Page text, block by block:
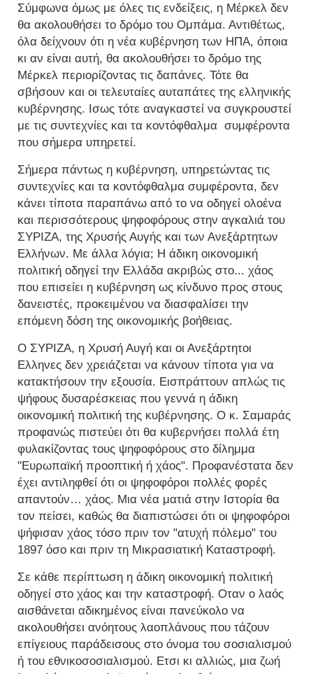
Σύμφωνα όμως με όλες τις ενδείξεις, η Μέρκελ δεν
θα ακολουθήσει το δρόμο του Ομπάμα. Αντιθέτως,
όλα δείχνουν ότι η νέα κυβέρνηση των ΗΠΑ, όποια
κι αν είναι αυτή, θα ακολουθήσει το δρόμο της
Μέρκελ περιορίζοντας τις δαπάνες. Τότε θα
σβήσουν και οι τελευταίες αυταπάτες της ελληνικής
κυβέρνησης. Ισως τότε αναγκαστεί να συγκρουστεί
με τις συντεχνίες και τα κοντόφθαλμα συμφέροντα
που σήμερα υπηρετεί.
Σήμερα πάντως η κυβέρνηση, υπηρετώντας τις
συντεχνίες και τα κοντόφθαλμα συμφέροντα, δεν
κάνει τίποτα παραπάνω από το να οδηγεί ολοένα
και περισσότερους ψηφοφόρους στην αγκαλιά του
ΣΥΡΙΖΑ, της Χρυσής Αυγής και των Ανεξάρτητων
Ελλήνων. Με άλλα λόγια; Η άδικη οικονομική
πολιτική οδηγεί την Ελλάδα ακριβώς στο... χάος
που επισείει η κυβέρνηση ως κίνδυνο προς στους
δανειστές, προκειμένου να διασφαλίσει την
επόμενη δόση της οικονομικής βοήθειας.
Ο ΣΥΡΙΖΑ, η Χρυσή Αυγή και οι Ανεξάρτητοι
Ελληνες δεν χρειάζεται να κάνουν τίποτα για να
κατακτήσουν την εξουσία. Εισπράττουν απλώς τις
ψήφους δυσαρέσκειας που γεννά η άδικη
οικονομική πολιτική της κυβέρνησης. Ο κ. Σαμαράς
προφανώς πιστεύει ότι θα κυβερνήσει πολλά έτη
φυλακίζοντας τους ψηφοφόρους στο δίλημμα
"Ευρωπαϊκή προοπτική ή χάος". Προφανέστατα δεν
έχει αντιληφθεί ότι οι ψηφοφόροι πολλές φορές
απαντούν… χάος. Μια νέα ματιά στην Ιστορία θα
τον πείσει, καθώς θα διαπιστώσει ότι οι ψηφοφόροι
ψήφισαν χάος τόσο πριν τον "ατυχή πόλεμο" του
1897 όσο και πριν τη Μικρασιατική Καταστροφή.
Σε κάθε περίπτωση η άδικη οικονομική πολιτική
οδηγεί στο χάος και την καταστροφή. Οταν ο λαός
αισθάνεται αδικημένος είναι πανεύκολο να
ακολουθήσει ανόητους λαοπλάνους που τάζουν
επίγειους παράδεισους στο όνομα του σοσιαλισμού
ή του εθνικοσοσιαλισμού. Ετσι κι αλλιώς, μια ζωή